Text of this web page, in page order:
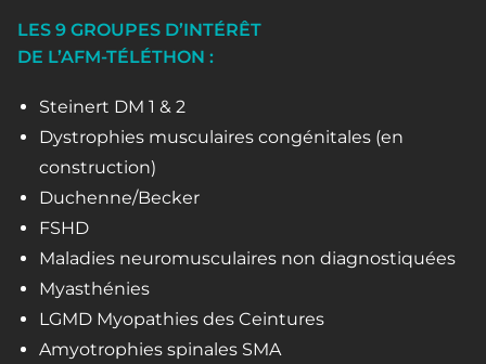
LES 9 GROUPES D’INTÉRÊT
DE L’AFM-TÉLÉTHON :
Steinert DM 1 & 2
Dystrophies musculaires congénitales (en
construction)
Duchenne/Becker
FSHD
Maladies neuromusculaires non diagnostiquées
Myasthénies
LGMD Myopathies des Ceintures
Amyotrophies spinales SMA